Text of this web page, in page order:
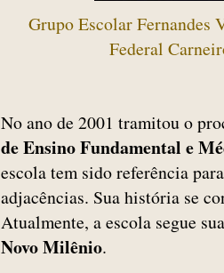
Grupo Escolar
Federal
No ano de 2001 tramitou o
de Ensino Fundamental e
escola tem sido referência
adjacências. Sua história se
Atualmente, a escola segue
Novo Milênio.